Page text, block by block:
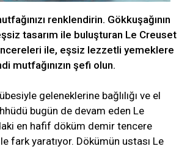
renklendirin. Gökkuşağının
tasarım ile buluşturan Le Creuset
ile, eşsiz lezzetli yemeklere
mutfağınızın şefi olun.
geleneklerine bağlılığı ve el
bugün de devam eden Le
en hafif döküm demir tencere
fark yaratıyor. Dökümün ustası Le